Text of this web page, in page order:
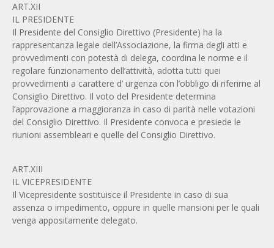
ART.XII
IL PRESIDENTE
Il Presidente del Consiglio Direttivo (Presidente) ha la
rappresentanza legale dell’Associazione, la firma degli atti e
provvedimenti con potestà di delega, coordina le norme e il
regolare funzionamento dell’attività, adotta tutti quei
provvedimenti a carattere d’ urgenza con l’obbligo di riferirne al
Consiglio Direttivo. Il voto del Presidente determina
l’approvazione a maggioranza in caso di parità nelle votazioni
del Consiglio Direttivo. Il Presidente convoca e presiede le
riunioni assembleari e quelle del Consiglio Direttivo.
ART.XIII
IL VICEPRESIDENTE
Il Vicepresidente sostituisce il Presidente in caso di sua
assenza o impedimento, oppure in quelle mansioni per le quali
venga appositamente delegato.